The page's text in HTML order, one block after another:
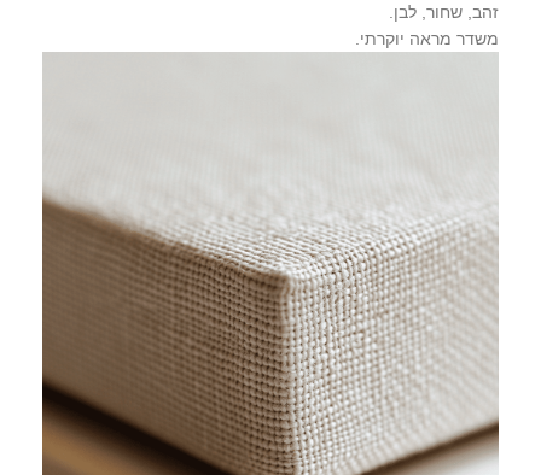
זהב, שחור, לבן.
משדר מראה יוקרתי.